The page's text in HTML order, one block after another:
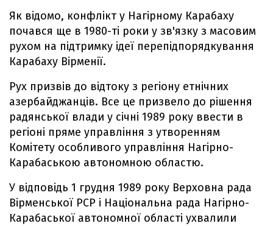
Як відомо, конфлікт у Нагірному Карабаху
почався ще в 1980-ті роки у зв'язку з масовим
рухом на підтримку ідеї перепідпорядкування
Карабаху Вірменії.
Рух призвів до відтоку з регіону етнічних
азербайджанців. Все це призвело до рішення
радянської влади у січні 1989 року ввести в
регіоні пряме управління з утворенням
Комітету особливого управління Нагірно-
Карабаською автономною областю.
У відповідь 1 грудня 1989 року Верховна рада
Вірменської РСР і Національна рада Нагірно-
Карабаської автономної області ухвалили